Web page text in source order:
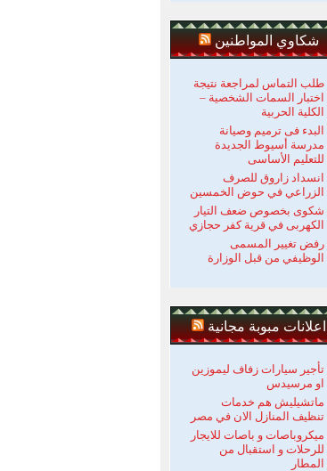
شكاوي المواطنين
طلب التماس لمراجعة نتيجة
اختبار السمات الشخصية –
الكلية الحربية
البدء فى ترميم وصيانة
مدرسة أسيوط الجديدة
للتعليم الأساسى
انسداد زاروق للصرف
الزراعي في حوض الخمسين
شكوى بخصوص ضعف التيار
الكهربى في قرية كفر حجازي
رفض تغيير المسمى
الوظيفي من قبل الوزارة
اعلانات مبوبة مجانية
تأجير سيارات زفاف ليموزين
او مرسيدس
ماتشيليش هم خدمات
تنظيف المنازل الان في مصر
ميكروباصات و باصات للايجار
للرحلات و استقبال من
المطار